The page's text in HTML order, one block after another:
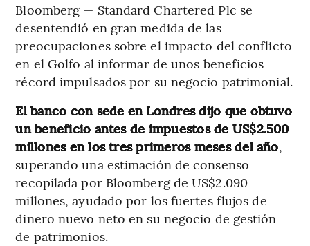
Bloomberg — Standard Chartered Plc se
desentendió en gran medida de las
preocupaciones sobre el impacto del conflicto
en el Golfo al informar de unos beneficios
récord impulsados por su negocio patrimonial.
El banco con sede en Londres dijo que obtuvo
un beneficio antes de impuestos de US$2.500
millones en los tres primeros meses del año,
superando una estimación de consenso
recopilada por Bloomberg de US$2.090
millones, ayudado por los fuertes flujos de
dinero nuevo neto en su negocio de gestión
de patrimonios.